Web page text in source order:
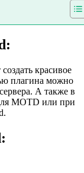
красивое
плагина можно
А также в
MOTD или при